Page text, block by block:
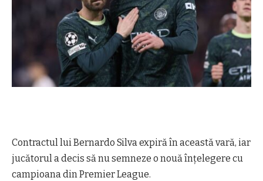
Contractul lui Bernardo Silva expiră în această vară, iar
jucătorul a decis să nu semneze o nouă înțelegere cu
campioana din Premier League.